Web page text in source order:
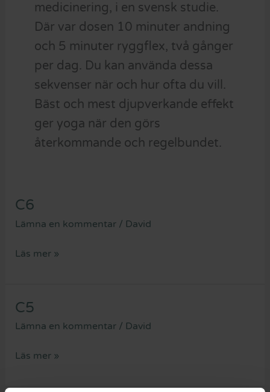
medicinering, i en svensk studie.
Där var dosen 10 minuter andning
och 5 minuter ryggflex, två gånger
per dag. Du kan använda dessa
sekvenser när och hur ofta du vill.
Bäst och mest djupverkande effekt
ger yoga när den görs
återkommande och regelbundet.
C6
Lämna en kommentar / David
C6
Läs mer »
C5
Lämna en kommentar / David
C5
Läs mer »